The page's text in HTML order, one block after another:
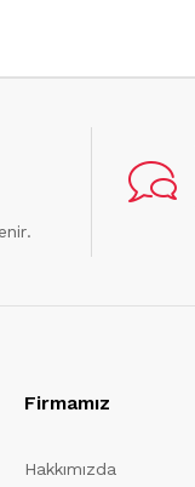
Firmamız
Hakkımızda